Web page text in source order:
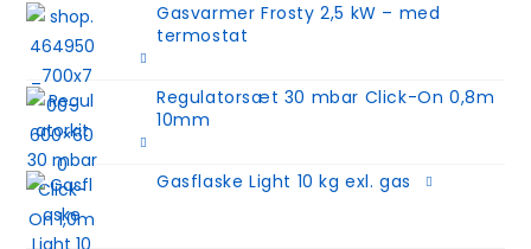
Gasvarmer Frosty 2,5 kW – med
termostat
Regulatorsæt 30 mbar Click-On 0,8m
10mm
Gasflaske Light 10 kg exl. gas